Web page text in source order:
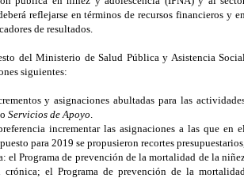
reflejarse en términos de recursos financieros y
de resultados.
del Ministerio de Salud Pública y Asistencia
siguientes:
y asignaciones abultadas para las
Servicios de Apoyo
incrementar las asignaciones a las que en
para 2019 se propusieron recortes
el Programa de prevención de la mortalidad de la
el Programa de prevención de la